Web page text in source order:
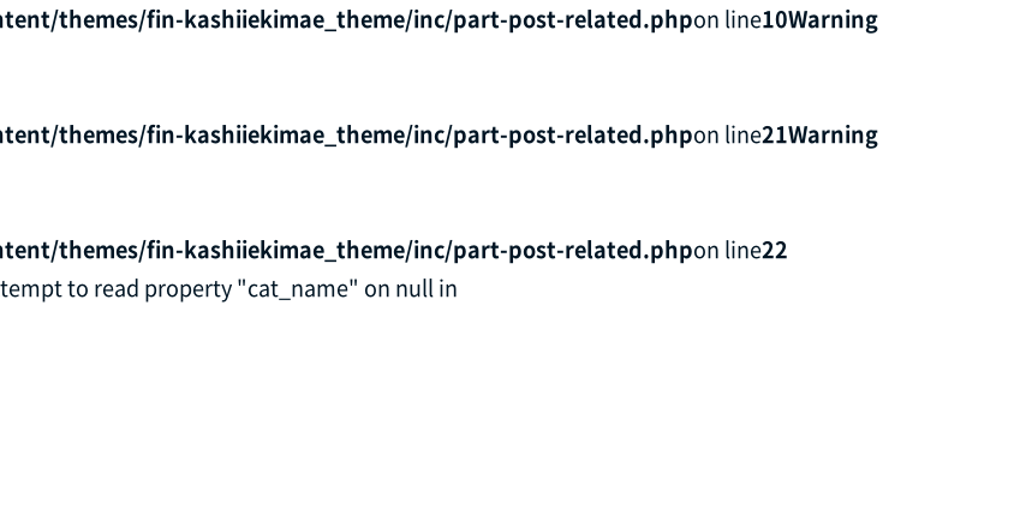
themes/fin-kashiiekimae_theme/inc/part-post-related.phpon line10Warning
themes/fin-kashiiekimae_theme/inc/part-post-related.phpon line21Warning
themes/fin-kashiiekimae_theme/inc/part-post-related.phpon line22
to read property "cat_name" on null in